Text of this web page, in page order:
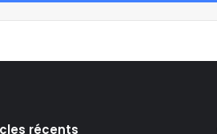
récents